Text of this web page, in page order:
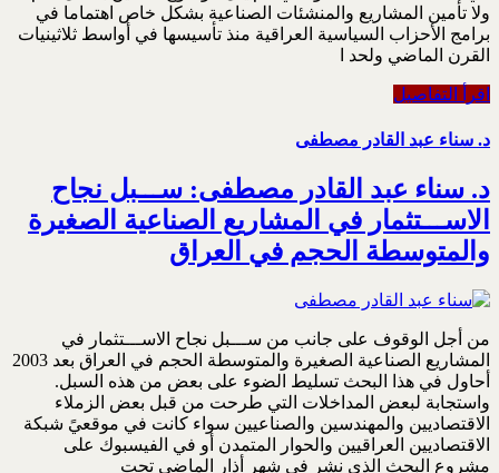
ولا تأمين المشاريع والمنشئات الصناعية بشكل خاص اهتماما في
برامج الأحزاب السياسية العراقية منذ تأسيسها في أواسط ثلاثينيات
القرن الماضي ولحد ا
اقرأ التفاصيل
د. سناء عبد القادر مصطفى
د. سناء عبد القادر مصطفى: ســـبل نجاح
الاســـتثمار في المشاريع الصناعية الصغيرة
والمتوسطة الحجم في العراق
من أجل الوقوف على جانب من ســـبل نجاح الاســـتثمار في
المشاريع الصناعية الصغيرة والمتوسطة الحجم في العراق بعد 2003
أحاول في هذا البحث تسليط الضوء على بعض من هذه السبل.
واستجابة لبعض المداخلات التي طرحت من قبل بعض الزملاء
الاقتصاديين والمهندسين والصناعيين سواء كانت في موقعيً شبكة
الاقتصاديين العراقيين والحوار المتمدن أو في الفيسبوك على
مشروع البحث الذي نشر في شهر أذار الماضي تحت